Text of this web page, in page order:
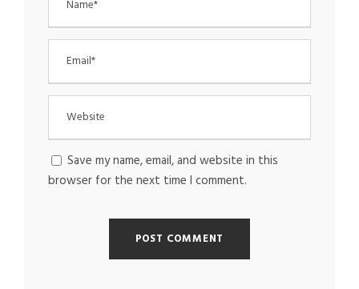
Save my name, email, and website in this
browser for the next time I comment.